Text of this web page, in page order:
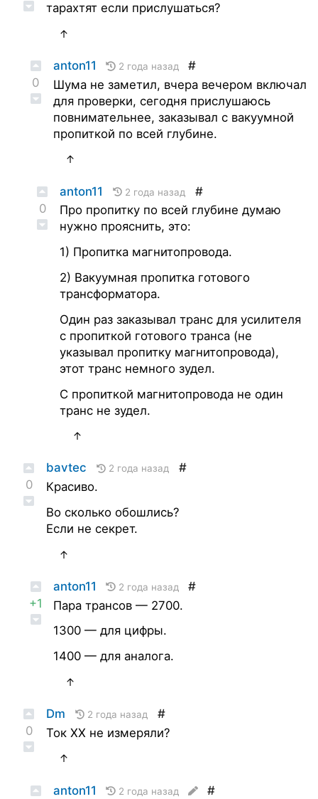
тарахтят если прислушаться?
↑
0
anton11 2 года назад
#
Шума не заметил, вчера вечером включал
для проверки, сегодня прислушаюсь
повнимательнее, заказывал с вакуумной
пропиткой по всей глубине.
↑
0
anton11 2 года назад
#
Про пропитку по всей глубине думаю
нужно прояснить, это:
1) Пропитка магнитопровода.
2) Вакуумная пропитка готового
трансформатора.
Один раз заказывал транс для усилителя
с пропиткой готового транса (не
указывал пропитку магнитопровода),
этот транс немного зудел.
С пропиткой магнитопровода не один
транс не зудел.
↑
0
bavtec 2 года назад
#
Красиво.
Во сколько обошлись?
Если не секрет.
↑
+1
anton11 2 года назад
#
Пара трансов — 2700.
1300 — для цифры.
1400 — для аналога.
↑
0
Dm 2 года назад
#
Ток ХХ не измеряли?
↑
anton11 2 года назад #